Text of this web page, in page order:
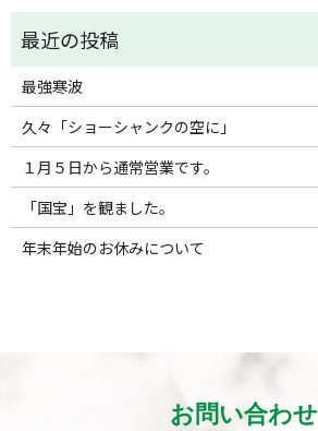
最強寒波
久々「ショーシャンクの空に」
１月５日から通常営業です。
「国宝」を観ました。
年末年始のお休みについて
お問い合わせ